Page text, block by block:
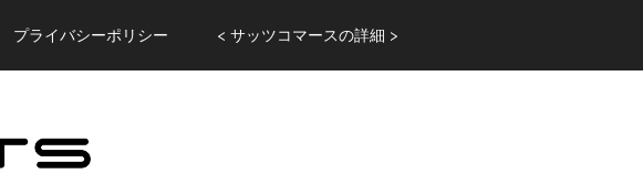
プライバシーポリシー < サッツコマースの詳細 >